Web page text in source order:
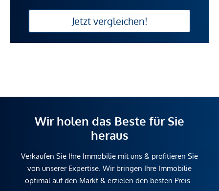
Jetzt vergleichen!
Wir holen das Beste für Sie
heraus
Verkaufen Sie Ihre Immobilie mit uns & profitieren Sie
von unserer Expertise. Wir bringen Ihre Immobilie
optimal auf den Markt & erzielen den besten Preis.